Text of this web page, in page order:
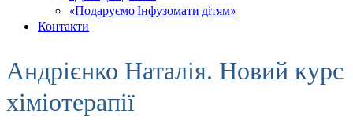
«Подаруємо Інфузомати дітям»
Контакти
Андрієнко Наталія. Новий курс
хіміотерапії